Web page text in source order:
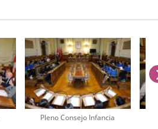
Pleno Consejo Infancia